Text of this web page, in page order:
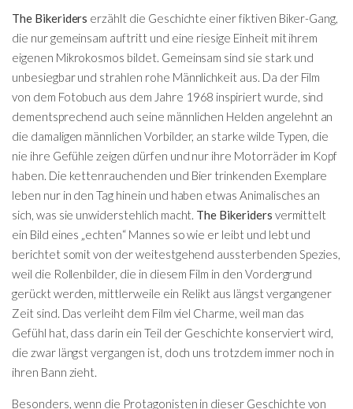
The Bikeriders erzählt die Geschichte einer fiktiven Biker-Gang,
die nur gemeinsam auftritt und eine riesige Einheit mit ihrem
eigenen Mikrokosmos bildet. Gemeinsam sind sie stark und
unbesiegbar und strahlen rohe Männlichkeit aus. Da der Film
von dem Fotobuch aus dem Jahre 1968 inspiriert wurde, sind
dementsprechend auch seine männlichen Helden angelehnt an
die damaligen männlichen Vorbilder, an starke wilde Typen, die
nie ihre Gefühle zeigen dürfen und nur ihre Motorräder im Kopf
haben. Die kettenrauchenden und Bier trinkenden Exemplare
leben nur in den Tag hinein und haben etwas Animalisches an
sich, was sie unwiderstehlich macht. The Bikeriders vermittelt
ein Bild eines „echten“ Mannes so wie er leibt und lebt und
berichtet somit von der weitestgehend aussterbenden Spezies,
weil die Rollenbilder, die in diesem Film in den Vordergrund
gerückt werden, mittlerweile ein Relikt aus längst vergangener
Zeit sind. Das verleiht dem Film viel Charme, weil man das
Gefühl hat, dass darin ein Teil der Geschichte konserviert wird,
die zwar längst vergangen ist, doch uns trotzdem immer noch in
ihren Bann zieht.
Besonders, wenn die Protagonisten in dieser Geschichte von